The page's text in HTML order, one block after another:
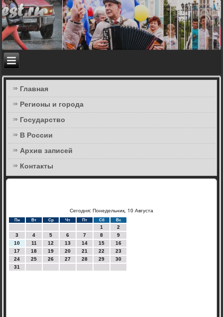
Главная
Регионы и города
Государство
В России
Архив записей
Контакты
Сегодня: Понедельник, 10 Августа
Пн Вт Ср Чт Пт Сб Вс
1
2
3
4 5 6 7 8
9
10
11 12 13 14 15
16
17
18 19 20 21 22
23
24
25 26 27 28 29
30
31